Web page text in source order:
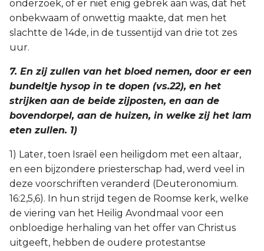
onderzoek, of er niet enig gebrek aan was, dat het
onbekwaam of onwettig maakte, dat men het
slachtte de 14de, in de tussentijd van drie tot zes
uur.
7. En zij zullen van het bloed nemen, door er een
bundeltje hysop in te dopen (vs.22), en het
strijken aan de beide zijposten, en aan de
bovendorpel, aan de huizen, in welke zij het lam
eten zullen. 1)
1) Later, toen Israël een heiligdom met een altaar,
en een bijzondere priesterschap had, werd veel in
deze voorschriften veranderd (Deuteronomium.
16:2,5,6). In hun strijd tegen de Roomse kerk, welke
de viering van het Heilig Avondmaal voor een
onbloedige herhaling van het offer van Christus
uitgeeft, hebben de oudere protestantse